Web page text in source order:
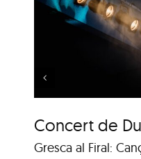
Concert de
Gresca al Firal:
Música
Trio